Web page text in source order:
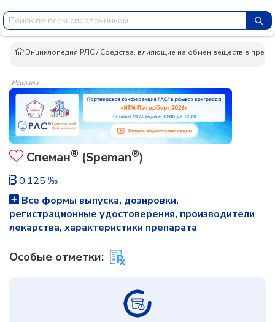
Энциклопедия РЛС/Средства, влияющие на обмен веществ в
Реклама
Спеман® (Speman®)
0.125 ‰
Все формы выпуска, дозировки,
регистрационные удостоверения, производители
лекарства, характеристики препарата
Особые отметки: